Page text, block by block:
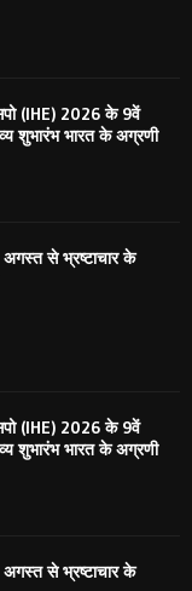
(IHE) 2026 के 9वें
शुभारंभ भारत के अग्रणी
से भ्रष्टाचार के
(IHE) 2026 के 9वें
शुभारंभ भारत के अग्रणी
से भ्रष्टाचार के